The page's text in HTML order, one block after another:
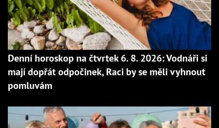
Denní horoskop na čtvrtek 6. 8. 2026: Vodnáři si
mají dopřát odpočinek, Raci by se měli vyhnout
pomluvám